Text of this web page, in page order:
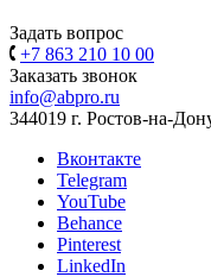
Задать вопрос
+7 863 210 10 00
Заказать звонок
info@abpro.ru
344019 г. Ростов-на-
Вконтакте
Telegram
YouTube
Behance
Pinterest
LinkedIn